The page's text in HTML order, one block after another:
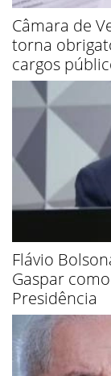
Câmara de
torna
cargos
Flávio
Gaspar
Presidência